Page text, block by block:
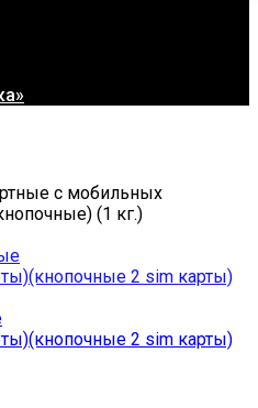
с мобильных
(1 кг.)
2 sim карты)